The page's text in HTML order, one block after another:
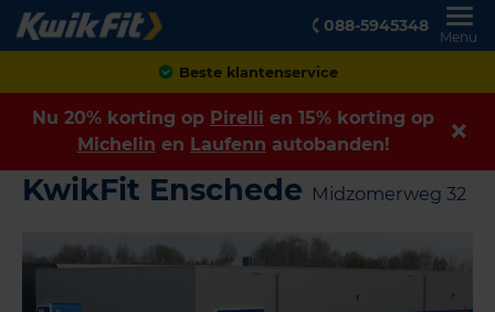
088-5945348
Menu
Achteraf betalen
Nu 20% korting op Pirelli en 15% korting op
Michelin en Laufenn autobanden!
KwikFit Enschede Midzomerweg 32